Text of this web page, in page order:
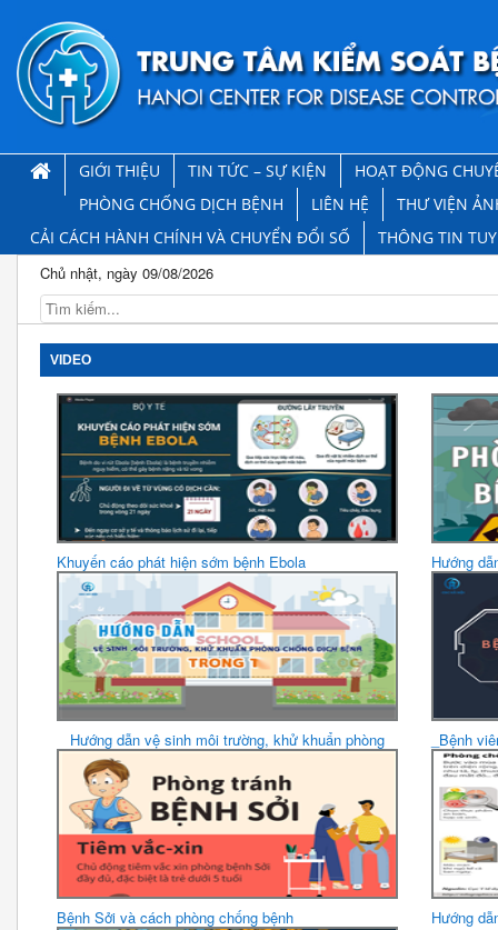
GIỚI THIỆU TIN TỨC – SỰ KIỆN
HOẠT ĐỘNG
PHÒNG CHỐNG DỊCH BỆNH
LIÊN HỆ
THƯ VIỆN
CẢI CÁCH HÀNH CHÍNH VÀ CHUYỂN ĐỔI SỐ
THÔNG TIN
Chủ nhật, ngày 09/08/2026
VIDEO
Khuyến cáo phát hiện sớm bệnh Ebola Hướng
Hướng dẫn vệ sinh môi trường, khử khuẩn phòng
_Bệnh
Bệnh Sởi và cách phòng chống bệnh Hướng